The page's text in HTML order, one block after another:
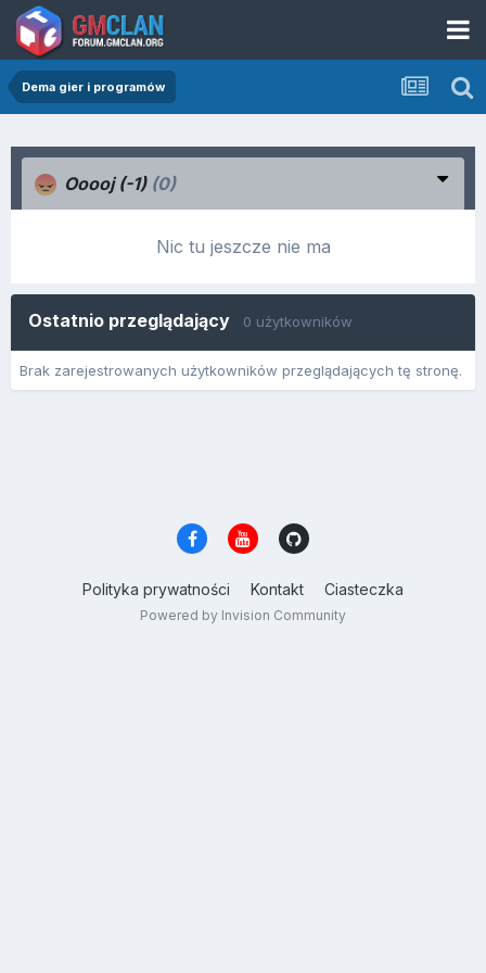
Dema gier i programów
Ooooj (-1) (0)
Nic tu jeszcze nie ma
Ostatnio przeglądający 0 użytkowników
Brak zarejestrowanych użytkowników przeglądających tę stronę.
Polityka prywatności Kontakt Ciasteczka
Powered by Invision Community